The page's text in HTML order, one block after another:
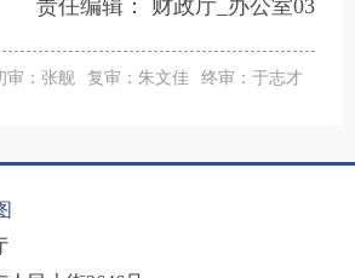
责任编辑： 财政厅_办公室03
审：张舰 复审：朱文佳 终审：于志才